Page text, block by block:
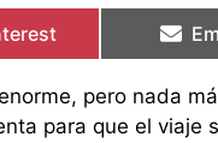
en
pero nada
para que el viaje
en